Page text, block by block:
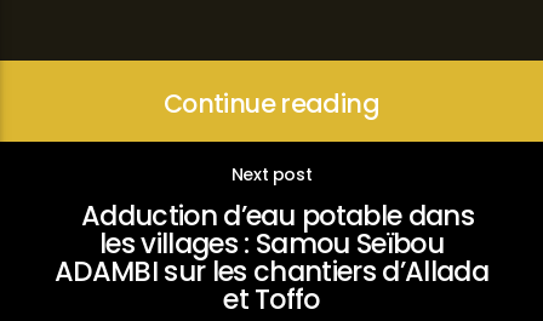
Continue reading
Next post
Adduction d’eau potable dans
les villages : Samou Seïbou
ADAMBI sur les chantiers d’Allada
et Toffo